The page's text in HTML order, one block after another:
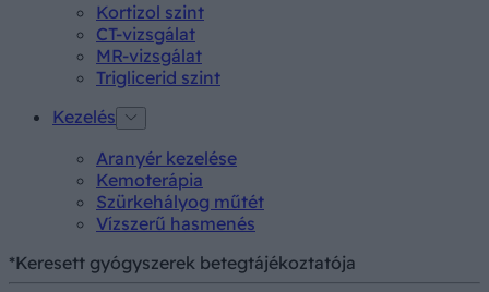
Kortizol szint
CT-vizsgálat
MR-vizsgálat
Triglicerid szint
Kezelés
Aranyér kezelése
Kemoterápia
Szürkehályog műtét
Vízszerű hasmenés
*Keresett gyógyszerek betegtájékoztatója